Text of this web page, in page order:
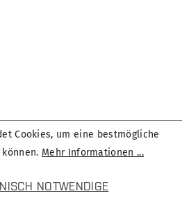
Cookies, um eine bestmögliche
Mehr Informationen ...
NOTWENDIGE